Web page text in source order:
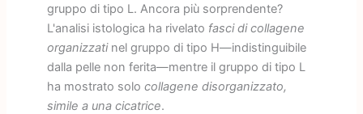
gruppo di tipo L. Ancora più sorprendente?
L'analisi istologica ha rivelato fasci di collagene
organizzatinel gruppo di tipo H—indistinguibile
dalla pelle non ferita—mentre il gruppo di tipo L
ha mostrato solo collagene disorganizzato,
simile a una cicatrice.